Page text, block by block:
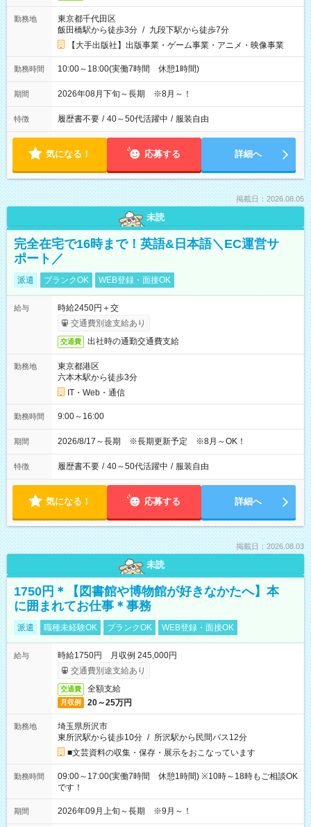
勤務地
東京都千代田区
飯田橋駅から徒歩3分 / 九段下駅から徒歩7分
【大手出版社】出版事業・ゲーム事業・アニメ・映像事業
勤務時間 10:00～18:00(実働7時間 休憩1時間)
期間 2026年08月下旬～長期 ※8月～！
特徴 履歴書不要 / 40～50代活躍中 / 服装自由
気になる！ 応募する 詳細へ
掲載日：2026.08.05
未読
完全在宅で16時まで！英語&日本語＼EC運営サ
ポート／
派遣 ブランクOK WEB登録・面接OK
給与
時給2450円＋交
交通費別途支給あり
交通費 出社時の通勤交通費支給
勤務地
東京都港区
六本木駅から徒歩3分
IT・Web・通信
勤務時間 9:00～16:00
期間 2026/8/17～長期 ※長期更新予定 ※8月～OK！
特徴 履歴書不要 / 40～50代活躍中 / 服装自由
気になる！ 応募する 詳細へ
掲載日：2026.08.03
未読
1750円＊【図書館や博物館が好きなかたへ】本
に囲まれてお仕事＊事務
派遣 職種未経験OK ブランクOK WEB登録・面接OK
給与
時給1750円 月収例 245,000円
交通費別途支給あり
交通費 全額支給
月収例 20～25万円
勤務地
埼玉県所沢市
東所沢駅から徒歩10分 / 所沢駅から民間バス12分
■文芸資料の収集・保存・展示をおこなっています
勤務時間
09:00～17:00(実働7時間 休憩1時間) ※10時～18時もご相談OK
です！
期間 2026年09月上旬～長期 ※9月～！